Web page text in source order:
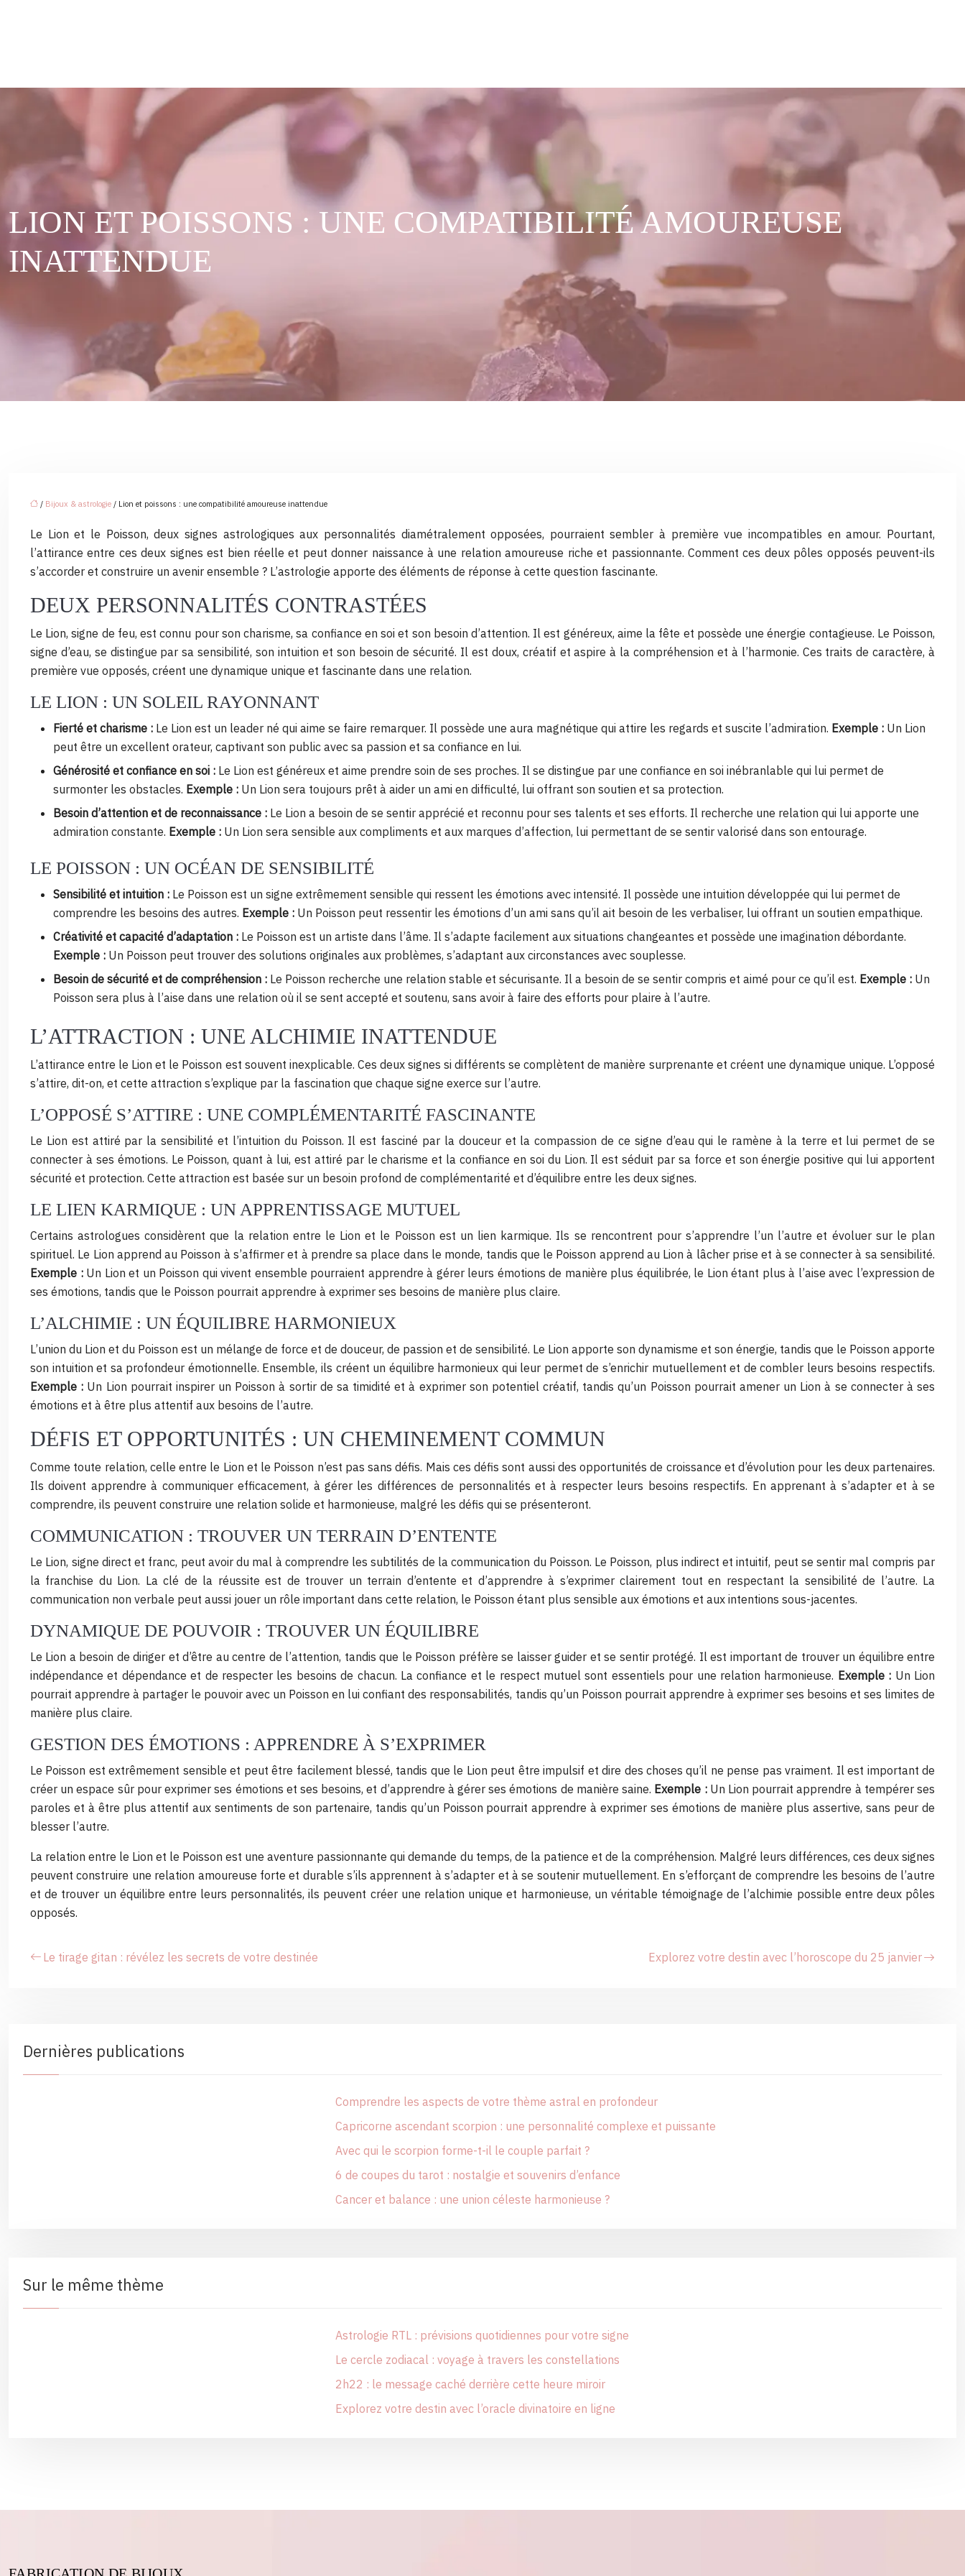
LION ET POISSONS : UNE COMPATIBILITÉ AMOUREUSE
INATTENDUE
/ Bijoux & astrologie / Lion et poissons : une compatibilité amoureuse inattendue
Le Lion et le Poisson, deux signes astrologiques aux personnalités diamétralement opposées, pourraient sembler à première vue incompatibles en amour. Pourtant,
l’attirance entre ces deux signes est bien réelle et peut donner naissance à une relation amoureuse riche et passionnante. Comment ces deux pôles opposés peuvent-ils
s’accorder et construire un avenir ensemble ? L’astrologie apporte des éléments de réponse à cette question fascinante.
DEUX PERSONNALITÉS CONTRASTÉES
Le Lion, signe de feu, est connu pour son charisme, sa confiance en soi et son besoin d’attention. Il est généreux, aime la fête et possède une énergie contagieuse. Le Poisson,
signe d’eau, se distingue par sa sensibilité, son intuition et son besoin de sécurité. Il est doux, créatif et aspire à la compréhension et à l’harmonie. Ces traits de caractère, à
première vue opposés, créent une dynamique unique et fascinante dans une relation.
LE LION : UN SOLEIL RAYONNANT
Fierté et charisme : Le Lion est un leader né qui aime se faire remarquer. Il possède une aura magnétique qui attire les regards et suscite l’admiration. Exemple : Un Lion
peut être un excellent orateur, captivant son public avec sa passion et sa confiance en lui.
Générosité et confiance en soi : Le Lion est généreux et aime prendre soin de ses proches. Il se distingue par une confiance en soi inébranlable qui lui permet de
surmonter les obstacles. Exemple : Un Lion sera toujours prêt à aider un ami en difficulté, lui offrant son soutien et sa protection.
Besoin d’attention et de reconnaissance : Le Lion a besoin de se sentir apprécié et reconnu pour ses talents et ses efforts. Il recherche une relation qui lui apporte une
admiration constante. Exemple : Un Lion sera sensible aux compliments et aux marques d’affection, lui permettant de se sentir valorisé dans son entourage.
LE POISSON : UN OCÉAN DE SENSIBILITÉ
Sensibilité et intuition : Le Poisson est un signe extrêmement sensible qui ressent les émotions avec intensité. Il possède une intuition développée qui lui permet de
comprendre les besoins des autres. Exemple : Un Poisson peut ressentir les émotions d’un ami sans qu’il ait besoin de les verbaliser, lui offrant un soutien empathique.
Créativité et capacité d’adaptation : Le Poisson est un artiste dans l’âme. Il s’adapte facilement aux situations changeantes et possède une imagination débordante.
Exemple : Un Poisson peut trouver des solutions originales aux problèmes, s’adaptant aux circonstances avec souplesse.
Besoin de sécurité et de compréhension : Le Poisson recherche une relation stable et sécurisante. Il a besoin de se sentir compris et aimé pour ce qu’il est. Exemple : Un
Poisson sera plus à l’aise dans une relation où il se sent accepté et soutenu, sans avoir à faire des efforts pour plaire à l’autre.
L’ATTRACTION : UNE ALCHIMIE INATTENDUE
L’attirance entre le Lion et le Poisson est souvent inexplicable. Ces deux signes si différents se complètent de manière surprenante et créent une dynamique unique. L’opposé
s’attire, dit-on, et cette attraction s’explique par la fascination que chaque signe exerce sur l’autre.
L’OPPOSÉ S’ATTIRE : UNE COMPLÉMENTARITÉ FASCINANTE
Le Lion est attiré par la sensibilité et l’intuition du Poisson. Il est fasciné par la douceur et la compassion de ce signe d’eau qui le ramène à la terre et lui permet de se
connecter à ses émotions. Le Poisson, quant à lui, est attiré par le charisme et la confiance en soi du Lion. Il est séduit par sa force et son énergie positive qui lui apportent
sécurité et protection. Cette attraction est basée sur un besoin profond de complémentarité et d’équilibre entre les deux signes.
LE LIEN KARMIQUE : UN APPRENTISSAGE MUTUEL
Certains astrologues considèrent que la relation entre le Lion et le Poisson est un lien karmique. Ils se rencontrent pour s’apprendre l’un l’autre et évoluer sur le plan
spirituel. Le Lion apprend au Poisson à s’affirmer et à prendre sa place dans le monde, tandis que le Poisson apprend au Lion à lâcher prise et à se connecter à sa sensibilité.
Exemple : Un Lion et un Poisson qui vivent ensemble pourraient apprendre à gérer leurs émotions de manière plus équilibrée, le Lion étant plus à l’aise avec l’expression de
ses émotions, tandis que le Poisson pourrait apprendre à exprimer ses besoins de manière plus claire.
L’ALCHIMIE : UN ÉQUILIBRE HARMONIEUX
L’union du Lion et du Poisson est un mélange de force et de douceur, de passion et de sensibilité. Le Lion apporte son dynamisme et son énergie, tandis que le Poisson apporte
son intuition et sa profondeur émotionnelle. Ensemble, ils créent un équilibre harmonieux qui leur permet de s’enrichir mutuellement et de combler leurs besoins respectifs.
Exemple : Un Lion pourrait inspirer un Poisson à sortir de sa timidité et à exprimer son potentiel créatif, tandis qu’un Poisson pourrait amener un Lion à se connecter à ses
émotions et à être plus attentif aux besoins de l’autre.
DÉFIS ET OPPORTUNITÉS : UN CHEMINEMENT COMMUN
Comme toute relation, celle entre le Lion et le Poisson n’est pas sans défis. Mais ces défis sont aussi des opportunités de croissance et d’évolution pour les deux partenaires.
Ils doivent apprendre à communiquer efficacement, à gérer les différences de personnalités et à respecter leurs besoins respectifs. En apprenant à s’adapter et à se
comprendre, ils peuvent construire une relation solide et harmonieuse, malgré les défis qui se présenteront.
COMMUNICATION : TROUVER UN TERRAIN D’ENTENTE
Le Lion, signe direct et franc, peut avoir du mal à comprendre les subtilités de la communication du Poisson. Le Poisson, plus indirect et intuitif, peut se sentir mal compris par
la franchise du Lion. La clé de la réussite est de trouver un terrain d’entente et d’apprendre à s’exprimer clairement tout en respectant la sensibilité de l’autre. La
communication non verbale peut aussi jouer un rôle important dans cette relation, le Poisson étant plus sensible aux émotions et aux intentions sous-jacentes.
DYNAMIQUE DE POUVOIR : TROUVER UN ÉQUILIBRE
Le Lion a besoin de diriger et d’être au centre de l’attention, tandis que le Poisson préfère se laisser guider et se sentir protégé. Il est important de trouver un équilibre entre
indépendance et dépendance et de respecter les besoins de chacun. La confiance et le respect mutuel sont essentiels pour une relation harmonieuse. Exemple : Un Lion
pourrait apprendre à partager le pouvoir avec un Poisson en lui confiant des responsabilités, tandis qu’un Poisson pourrait apprendre à exprimer ses besoins et ses limites de
manière plus claire.
GESTION DES ÉMOTIONS : APPRENDRE À S’EXPRIMER
Le Poisson est extrêmement sensible et peut être facilement blessé, tandis que le Lion peut être impulsif et dire des choses qu’il ne pense pas vraiment. Il est important de
créer un espace sûr pour exprimer ses émotions et ses besoins, et d’apprendre à gérer ses émotions de manière saine. Exemple : Un Lion pourrait apprendre à tempérer ses
paroles et à être plus attentif aux sentiments de son partenaire, tandis qu’un Poisson pourrait apprendre à exprimer ses émotions de manière plus assertive, sans peur de
blesser l’autre.
La relation entre le Lion et le Poisson est une aventure passionnante qui demande du temps, de la patience et de la compréhension. Malgré leurs différences, ces deux signes
peuvent construire une relation amoureuse forte et durable s’ils apprennent à s’adapter et à se soutenir mutuellement. En s’efforçant de comprendre les besoins de l’autre
et de trouver un équilibre entre leurs personnalités, ils peuvent créer une relation unique et harmonieuse, un véritable témoignage de l’alchimie possible entre deux pôles
opposés.
Le tirage gitan : révélez les secrets de votre destinée Explorez votre destin avec l’horoscope du 25 janvier
Dernières publications
Comprendre les aspects de votre thème astral en profondeur
Capricorne ascendant scorpion : une personnalité complexe et puissante
Avec qui le scorpion forme-t-il le couple parfait ?
6 de coupes du tarot : nostalgie et souvenirs d’enfance
Cancer et balance : une union céleste harmonieuse ?
Sur le même thème
Astrologie RTL : prévisions quotidiennes pour votre signe
Le cercle zodiacal : voyage à travers les constellations
2h22 : le message caché derrière cette heure miroir
Explorez votre destin avec l’oracle divinatoire en ligne